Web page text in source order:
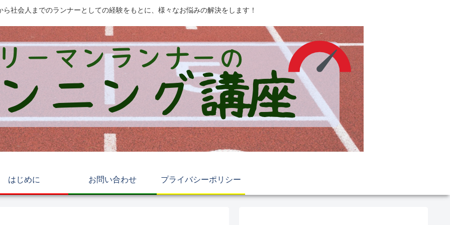
ら社会人までのランナーとしての経験をもとに、様々なお悩みの解決をします！
はじめに お問い合わせ プライバシーポリシー